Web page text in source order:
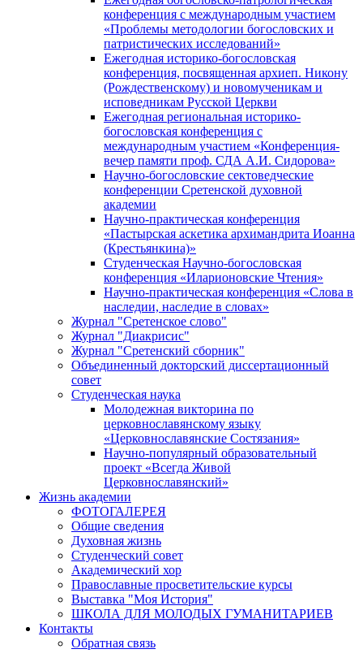
конференция с международным участием
«Проблемы методологии богословских и
патристических исследований»
Ежегодная историко-богословская
конференция, посвященная архиеп. Никону
(Рождественскому) и новомученикам и
исповедникам Русской Церкви
Ежегодная региональная историко-
богословская конференция с
международным участием «Конференция-
вечер памяти проф. СДА А.И. Сидорова»
Научно-богословские сектоведческие
конференции Сретенской духовной
академии
Научно-практическая конференция
«Пастырская аскетика архимандрита Иоанна
(Крестьянкина)»
Студенческая Научно-богословская
конференция «Иларионовские Чтения»
Научно-практическая конференция «Cлова в
наследии, наследие в словах»
Журнал "Сретенское слово"
Журнал "Диакрисис"
Журнал "Сретенский сборник"
Объединенный докторский диссертационный
совет
Студенческая наука
Молодежная викторина по
церковнославянскому языку
«Церковнославянские Состязания»
Научно-популярный образовательный
проект «Всегда Живой
Церковнославянский»
Жизнь академии
ФОТОГАЛЕРЕЯ
Общие сведения
Духовная жизнь
Студенческий совет
Академический хор
Православные просветительские курсы
Выставка "Моя История"
ШКОЛА ДЛЯ МОЛОДЫХ ГУМАНИТАРИЕВ
Контакты
Обратная связь